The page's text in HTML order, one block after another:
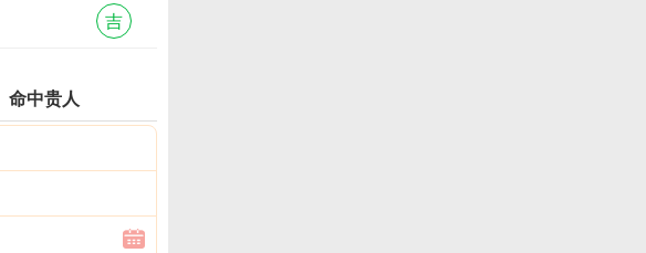
吉
命中贵人